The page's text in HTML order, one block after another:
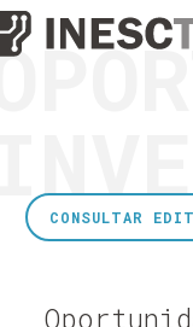
CONSULTAR